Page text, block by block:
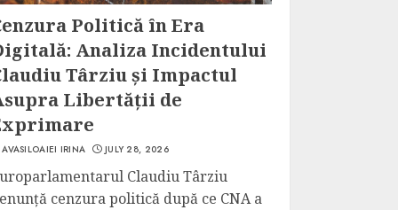
Politică în Era
Analiza Incidentului
Târziu și Impactul
Libertății de
AVASILOAIEI IRINA JULY 28, 2026
Claudiu Târziu
cenzura politică după ce CNA a